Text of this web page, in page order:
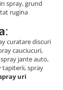
spray, grund
rugina
:
curatare discuri
cauciucuri,
jante auto,
tapiterii, spray
uri